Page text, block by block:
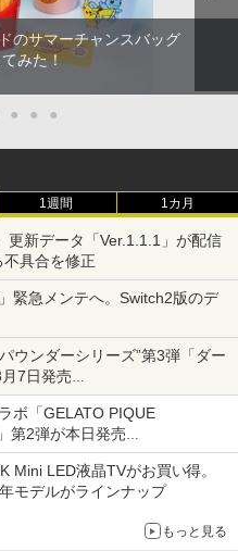
のサマーチャンスバッグ
みた！
● ● ●
1週間 1カ月
更新データ「Ver.1.1.1」が配信
具合を修正
緊急メンテへ。Switch2版のデ
ウンダーシリーズ”第3弾「ダー
7日発売
使用した超大型チーズバーガー
ボ「GELATO PIQUE
第2弾が本日発売
わたぼう、ベビーサタンなどが
Mini LED液晶TVがお買い得。
モデルがラインナップ
もっと見る